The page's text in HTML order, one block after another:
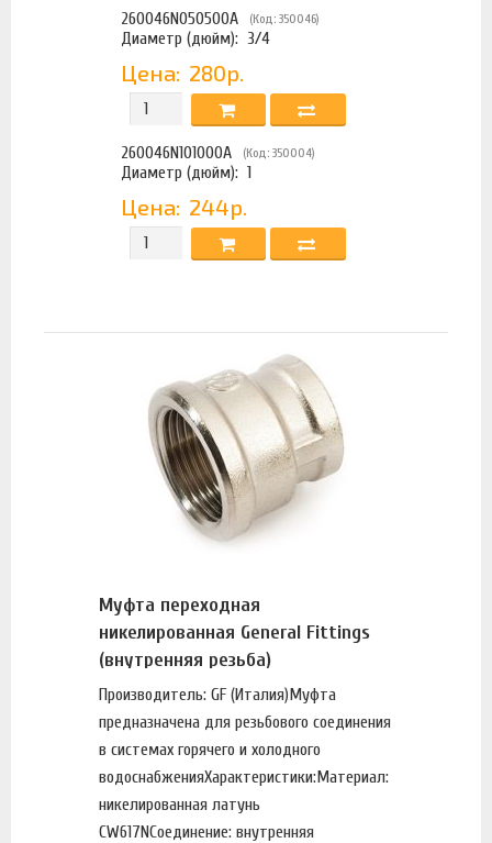
260046N050500A (Код: 350046)
Диаметр (дюйм): 3/4
Цена: 280р.
260046N101000A (Код: 350004)
Диаметр (дюйм):1
Цена: 244р.
Муфта переходная
никелированная General Fittings
(внутренняя резьба)
Производитель: GF (Италия)Муфта
предназначена для резьбового соединения
в системах горячего и холодного
водоснабженияХарактеристики:Материал:
никелированная латунь
CW617NСоединение: внутренняя